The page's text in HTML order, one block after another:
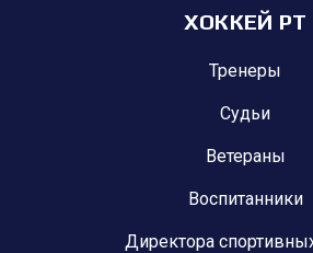
ХОККЕЙ РТ
Тренеры
Судьи
Ветераны
Воспитанники
Директора